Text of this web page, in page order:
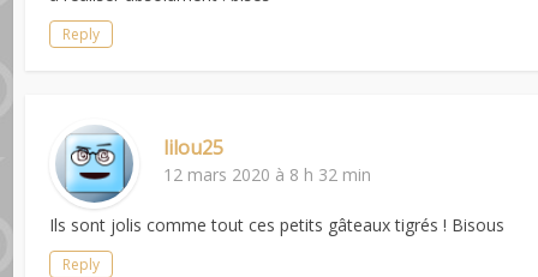
Reply
lilou25
12 mars 2020 à 8 h 32 min
Ils sont jolis comme tout ces petits gâteaux tigrés ! Bisous
Reply